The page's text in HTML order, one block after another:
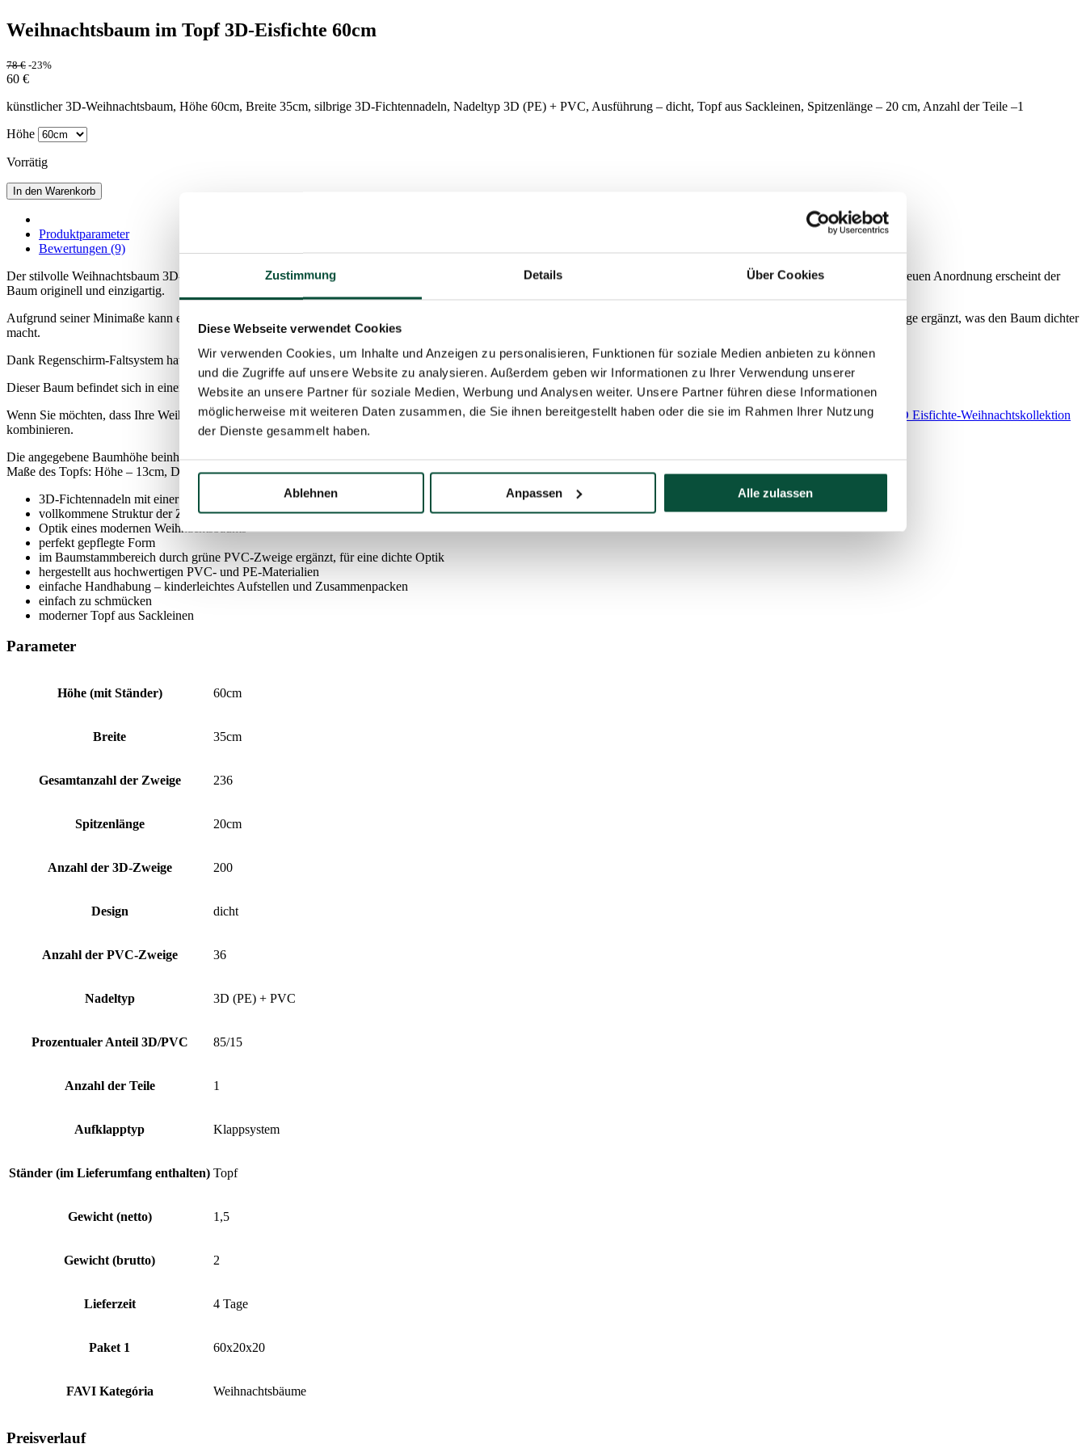
Zustimmung Details Über Cookies
Diese Webseite verwendet Cookies
Wir verwenden Cookies, um Inhalte und Anzeigen zu personalisieren, Funktionen für soziale Medien anbieten zu können
und die Zugriffe auf unsere Website zu analysieren. Außerdem geben wir Informationen zu Ihrer Verwendung unserer
Website an unsere Partner für soziale Medien, Werbung und Analysen weiter. Unsere Partner führen diese Informationen
möglicherweise mit weiteren Daten zusammen, die Sie ihnen bereitgestellt haben oder die sie im Rahmen Ihrer Nutzung
der Dienste gesammelt haben.
Ablehnen Anpassen Alle zulassen
Weihnachtsbaum im Topf 3D-Eisfichte 60cm
78€ -23%
60 €
künstlicher 3D-Weihnachtsbaum, Höhe 60cm, Breite 35cm, silbrige 3D-Fichtennadeln, Nadeltyp 3D (PE) + PVC, Ausführung – dicht, Topf aus Sackleinen, Spitzenlänge – 20 cm, Anzahl der Teile –1
Höhe
Vorrätig
In den Warenkorb
Produktparameter
Bewertungen (9)
Der stilvolle Weihnachtsbaum 3D-Eisfichte im Topf wird Sie durch seine täuschend echte Farbe und Form überzeugen. Dank der eisblauen Farbe der Zweige und ihrer naturgetreuen Anordnung erscheint der
Baum originell und einzigartig.
Aufgrund seiner Minimaße kann er als Weihnachtsdeko für kleinere Räume verwendet werden. Die 3D-Zweige werden in dem Baumstammbereich durch klassische PVC-Zweige ergänzt, was den Baum dichter
macht.
Dank Regenschirm-Faltsystem hat der Baum nach dem Aufstellen die perfekte Form. Der Baum ist aus hochwertigen Materialien gefertigt.
Dieser Baum befindet sich in einem stilvollen Topf aus Sackleinen.
Wenn Sie möchten, dass Ihre Weihnachtsdekoration perfekt aufeinander abgestimmt ist, können Sie dieses Produkt auch mit Weihnachtsdekorationen der gleichen Art aus der
3D Eisfichte-Weihnachtskollektion
kombinieren.
Die angegebene Baumhöhe beinhaltet bereits den Topf!
Maße des Topfs: Höhe – 13cm, Durchmesser des Topfes am unteren Teil – 16cm, Durchmesser des Topfes am oberen Teil – 18cm
3D-Fichtennadeln mit einer einzigartigen silbrigen Farbe
vollkommene Struktur der Zweige
Optik eines modernen Weihnachtsbaums
perfekt gepflegte Form
im Baumstammbereich durch grüne PVC-Zweige ergänzt, für eine dichte Optik
hergestellt aus hochwertigen PVC- und PE-Materialien
einfache Handhabung – kinderleichtes Aufstellen und Zusammenpacken
einfach zu schmücken
moderner Topf aus Sackleinen
Parameter
Höhe (mit Ständer) 60cm
Breite 35cm
Gesamtanzahl der Zweige 236
Spitzenlänge 20cm
Anzahl der 3D-Zweige 200
Design dicht
Anzahl der PVC-Zweige 36
Nadeltyp 3D (PE) + PVC
Prozentualer Anteil 3D/PVC 85/15
Anzahl der Teile 1
Aufklapptyp Klappsystem
Ständer (im Lieferumfang enthalten) Topf
Gewicht (netto) 1,5
Gewicht (brutto) 2
Lieferzeit 4 Tage
Paket 1 60x20x20
FAVI Kategória Weihnachtsbäume
Preisverlauf